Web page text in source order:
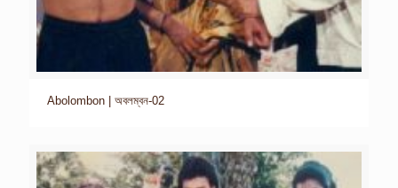
Abolombon | অবলম্বন-02